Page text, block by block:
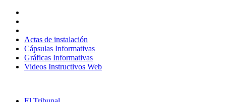
contenido
Actas de instalación
Cápsulas Informativas
Gráficas Informativas
Videos Instructivos Web